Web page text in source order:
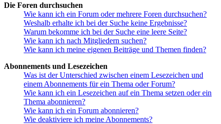
Die Foren durchsuchen
Wie kann ich ein Forum oder mehrere Foren durchsuchen?
Weshalb erhalte ich bei der Suche keine Ergebnisse?
Warum bekomme ich bei der Suche eine leere Seite?
Wie kann ich nach Mitgliedern suchen?
Wie kann ich meine eigenen Beiträge und Themen finden?
Abonnements und Lesezeichen
Was ist der Unterschied zwischen einem Lesezeichen und
einem Abonnements für ein Thema oder Forum?
Wie kann ich ein Lesezeichen auf ein Thema setzen oder ein
Thema abonnieren?
Wie kann ich ein Forum abonnieren?
Wie deaktiviere ich meine Abonnements?